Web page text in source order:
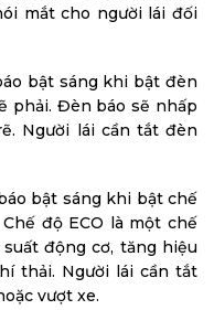
mắt cho người lái đối
bật sáng khi bật đèn
phải. Đèn báo sẽ nhấp
Người lái cần tắt đèn
bật sáng khi bật chế
độ ECO là một chế
động cơ, tăng hiệu
thải. Người lái cần tắt
vượt xe.